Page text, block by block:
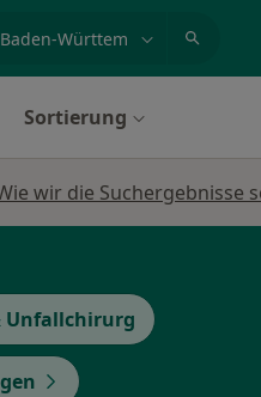
Sortierung
wir die Suchergebnisse
Unfallchirurg